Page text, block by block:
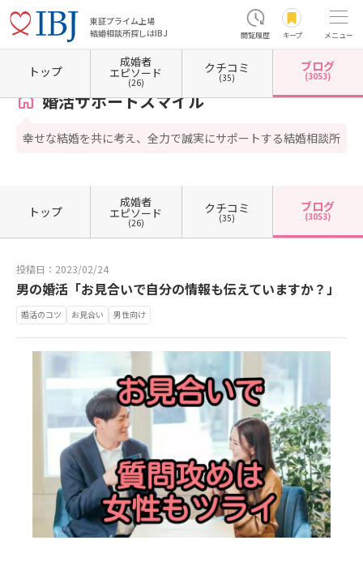
東証プライム上場
結婚相談所探しはIBJ
閲覧履歴 キープ メニュー
ホーム 奈良県の結婚相談所 婚活サポートスマイル カウンセラーブログ一覧 カウンセ
婚活サポートスマイル
幸せな結婚を共に考え、全力で誠実にサポートする結婚相談所
トップ
成婚者
エピソード
(26)
クチコミ
(35)
ブログ
(3053)
トップ
成婚者
エピソード
(26)
クチコミ
(35)
ブログ
(3053)
投稿日：2023/02/24
男の婚活「お見合いで自分の情報も伝えていますか？」
婚活のコツ お見合い 男性向け